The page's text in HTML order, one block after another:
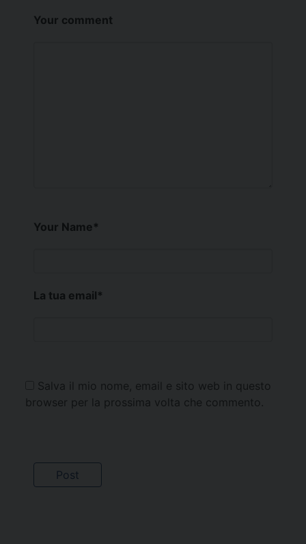
Your comment
Your Name*
La tua email*
Salva il mio nome, email e sito web in questo
browser per la prossima volta che commento.